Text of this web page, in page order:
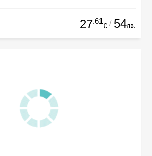
27.61
€ / 54лв.